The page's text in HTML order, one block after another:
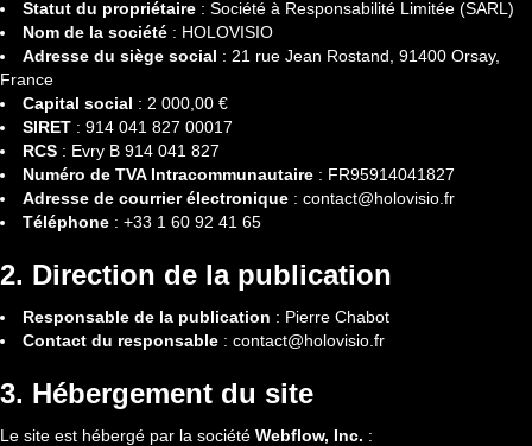
Statut du propriétaire : Société à Responsabilité Limitée (SARL)
Nom de la société : HOLOVISIO
Adresse du siège social : 21 rue Jean Rostand, 91400 Orsay,
France
Capital social : 2 000,00 €
SIRET : 914 041 827 00017
RCS : Evry B 914 041 827
Numéro de TVA Intracommunautaire : FR95914041827
Adresse de courrier électronique : contact@holovisio.fr
Téléphone : +33 1 60 92 41 65
2. Direction de la publication
Responsable de la publication : Pierre Chabot
Contact du responsable : contact@holovisio.fr
3. Hébergement du site
Le site est hébergé par la société Webflow, Inc. :